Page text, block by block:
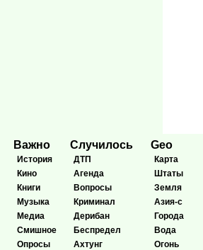
Важно
История
Кино
Книги
Музыка
Медиа
Смишное
Опросы
Случилось
ДТП
Агенда
Вопросы
Криминал
Дерибан
Беспредел
Ахтунг
Geo
Карта
Штаты
Земля
Азия-с
Города
Вода
Огонь